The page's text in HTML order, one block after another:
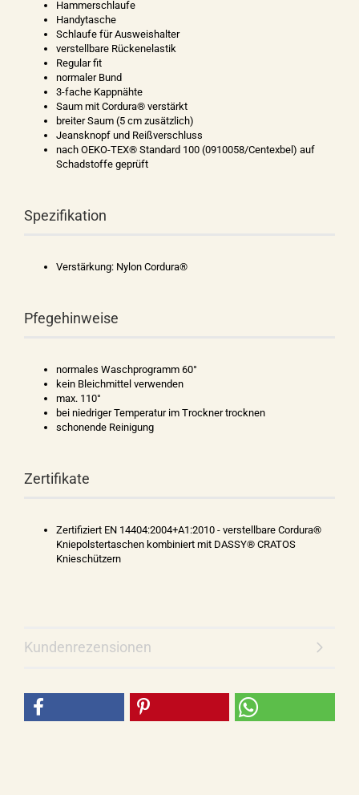
Hammerschlaufe
Handytasche
Schlaufe für Ausweishalter
verstellbare Rückenelastik
Regular fit
normaler Bund
3-fache Kappnähte
Saum mit Cordura® verstärkt
breiter Saum (5 cm zusätzlich)
Jeansknopf und Reißverschluss
nach OEKO-TEX® Standard 100 (0910058/Centexbel) auf
Schadstoffe geprüft
Spezifikation
Verstärkung: Nylon Cordura®
Pfegehinweise
normales Waschprogramm 60°
kein Bleichmittel verwenden
max. 110°
bei niedriger Temperatur im Trockner trocknen
schonende Reinigung
Zertifikate
Zertifiziert EN 14404:2004+A1:2010 - verstellbare Cordura®
Kniepolstertaschen kombiniert mit DASSY® CRATOS
Knieschützern
Kundenrezensionen